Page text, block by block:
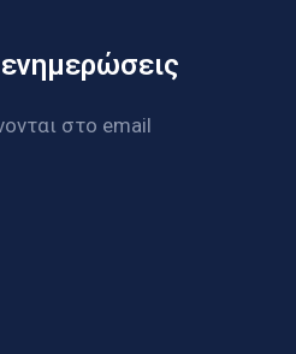
στο email